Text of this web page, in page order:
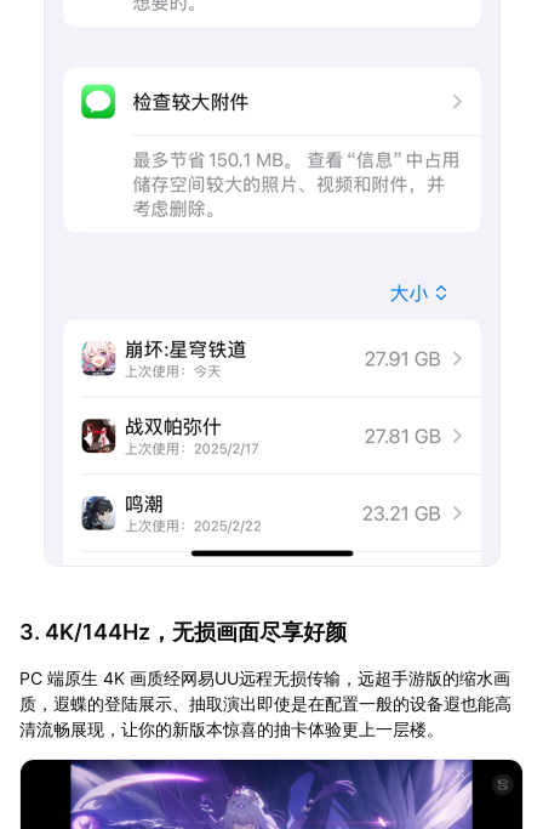
3. 4K/144Hz，无损画面尽享好颜
PC 端原生 4K 画质经网易UU远程无损传输，远超手游版的缩水画
质，遐蝶的登陆展示、抽取演出即使是在配置一般的设备遐也能高
清流畅展现，让你的新版本惊喜的抽卡体验更上一层楼。